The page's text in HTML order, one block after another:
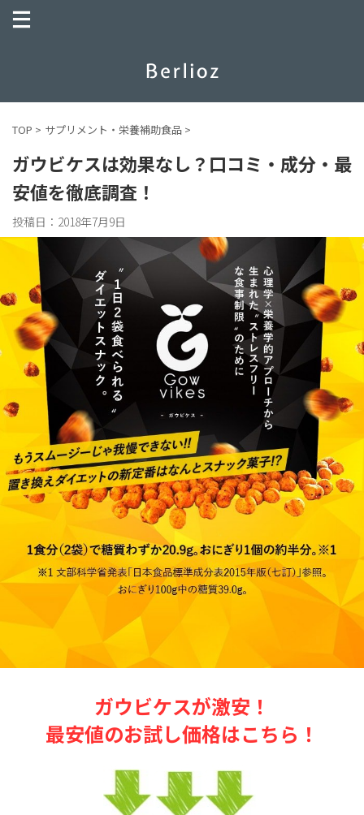
TOP > サプリメント・栄養補助食品 >
ガウビケスは効果なし？口コミ・成分・最
安値を徹底調査！
投稿日： 2018年7月9日
ガウビケスが激安！
最安値のお試し価格はこちら！